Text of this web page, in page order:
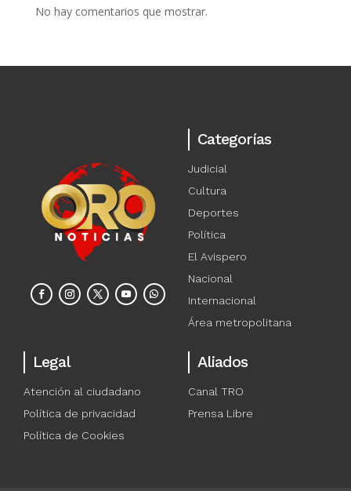
No hay comentarios que mostrar.
Categorías
Judicial
Cultura
Deportes
Política
El Avispero
Nacional
Internacional
Área metropolitana
Legal
Atención al ciudadano
Política de privacidad
Política de Cookies
Aliados
Canal TRO
Prensa Libre